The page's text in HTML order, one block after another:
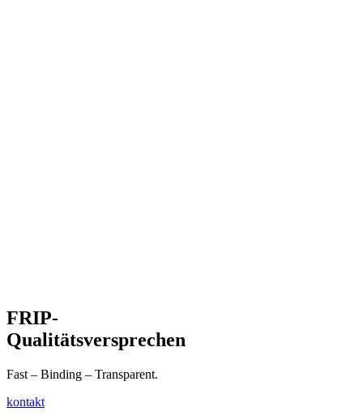
FRIP-
Qualitätsversprechen
Fast – Binding – Transparent.
kontakt